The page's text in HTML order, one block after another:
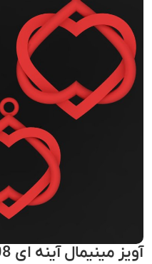
آویز مینیمال آینه ای N-M-08